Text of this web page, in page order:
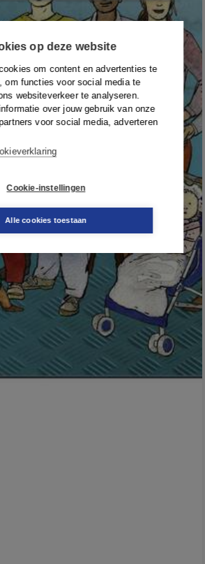
op deze website
om content en advertenties te
om functies voor social media te
websiteverkeer te analyseren.
over jouw gebruik van onze
voor social media, adverteren
Cookie-instellingen
Alle cookies toestaan